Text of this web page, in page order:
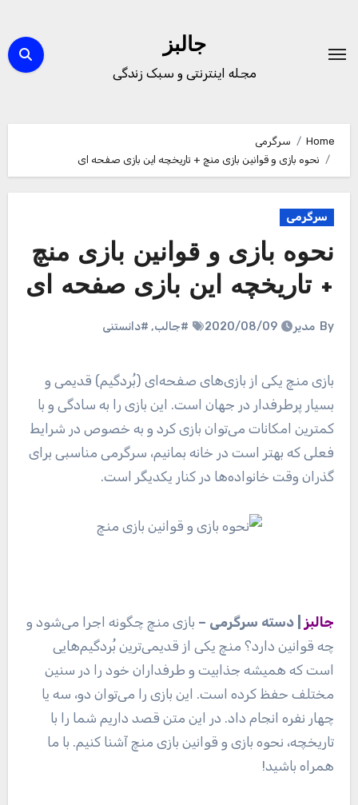
content
جالبز
مجله اینترنتی و سبک زندگی
Home
سرگرمی
نحوه بازی و قوانین بازی منچ + تاریخچه این بازی صفحه ای
سرگرمی
نحوه بازی و قوانین بازی منچ
+ تاریخچه این بازی صفحه ای
By مدیر 2020/08/09 #جالب, #دانستنی
بازی منچ یکی از بازی‌های صفحه‌ای (بُردگیم) قدیمی و
بسیار پرطرفدار در جهان است. این بازی را به سادگی و با
کمترین امکانات می‌توان بازی کرد و به‌ خصوص در شرایط
فعلی که بهتر است در خانه بمانیم، سرگرمی مناسبی برای
گذران وقت خانواده‌ها در کنار یکدیگر است.
جالبز | دسته سرگرمی – بازی منچ چگونه اجرا می‌شود و
چه قوانین دارد؟ منچ یکی از قدیمی‌ترین بُردگیم‌هایی
است که همیشه جذابیت و طرفداران خود را در سنین
مختلف حفظ کرده است. این بازی را می‌توان دو، سه یا
چهار نفره انجام داد. در این متن قصد داریم شما را با
تاریخچه، نحوه بازی و قوانین بازی منچ آشنا کنیم. با ما
همراه باشید!